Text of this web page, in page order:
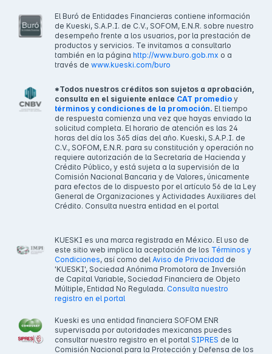
El Buró de Entidades Financieras contiene información
de Kueski, S.A.P.I. de C.V., SOFOM, E.N.R. sobre nuestro
desempeño frente a los usuarios, por la prestación de
productos y servicios. Te invitamos a consultarlo
también en la página http://www.buro.gob.mx o a
través de www.kueski.com/buro
*Todos nuestros créditos son sujetos a aprobación,
consulta en el siguiente enlace CAT promedio y
términos y condiciones de la promoción. El tiempo
de respuesta comienza una vez que hayas enviado la
solicitud completa. El horario de atención es las 24
horas del día los 365 días del año. Kueski, S.A.P.I. de
C.V., SOFOM, E.N.R. para su constitución y operación no
requiere autorización de la Secretaría de Hacienda y
Crédito Público, y está sujeta a la supervisión de la
Comisión Nacional Bancaria y de Valores, únicamente
para efectos de lo dispuesto por el artículo 56 de la Ley
General de Organizaciones y Actividades Auxiliares del
Crédito. Consulta nuestra entidad en el portal
KUESKI es una marca registrada en México. El uso de
este sitio web implica la aceptación de los Términos y
Condiciones, así como del Aviso de Privacidad de
'KUESKI', Sociedad Anónima Promotora de Inversión
de Capital Variable, Sociedad Financiera de Objeto
Múltiple, Entidad No Regulada. Consulta nuestro
registro en el portal
Kueski es una entidad financiera SOFOM ENR
supervisada por autoridades mexicanas puedes
consultar nuestro registro en el portal SIPRES de la
Comisión Nacional para la Protección y Defensa de los